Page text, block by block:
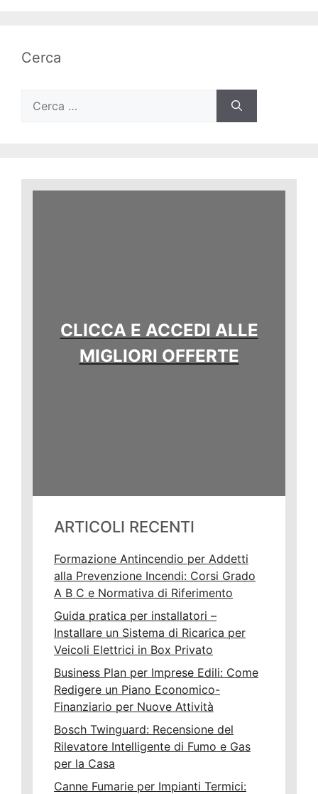
Cerca
per:
CLICCA E ACCEDI ALLE
MIGLIORI OFFERTE
ARTICOLI RECENTI
Formazione Antincendio per Addetti
alla Prevenzione Incendi: Corsi Grado
A B C e Normativa di Riferimento
Guida pratica per installatori –
Installare un Sistema di Ricarica per
Veicoli Elettrici in Box Privato
Business Plan per Imprese Edili: Come
Redigere un Piano Economico-
Finanziario per Nuove Attività
Bosch Twinguard: Recensione del
Rilevatore Intelligente di Fumo e Gas
per la Casa
Canne Fumarie per Impianti Termici: